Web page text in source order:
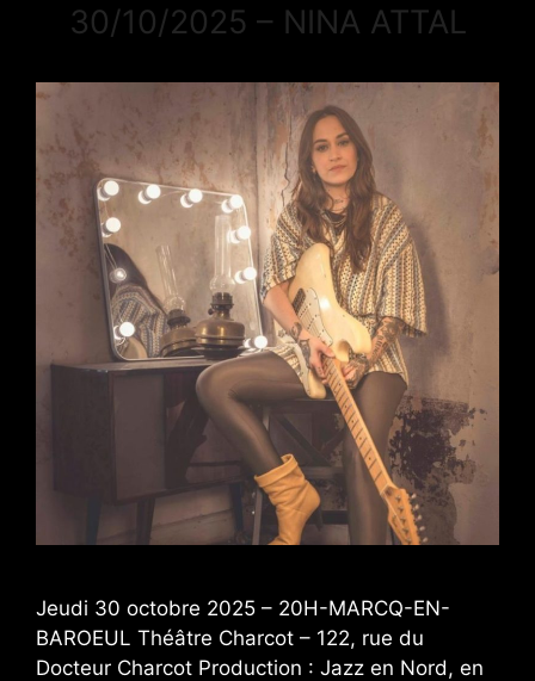
30/10/2025 – NINA ATTAL
Jeudi 30 octobre 2025 – 20H-MARCQ-EN-
BAROEUL Théâtre Charcot – 122, rue du
Docteur Charcot Production : Jazz en Nord, en